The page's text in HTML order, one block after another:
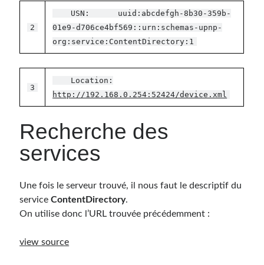
2
USN: uuid:abcdefgh-8b30-359b-
01e9-d706ce4bf569::urn:schemas-upnp-
org:service:ContentDirectory:1
3
Location:
http://192.168.0.254:52424/device.xml
Recherche des
services
Une fois le serveur trouvé, il nous faut le descriptif du
serviceContentDirectory.
On utilise donc l’URL trouvée précédemment :
view source